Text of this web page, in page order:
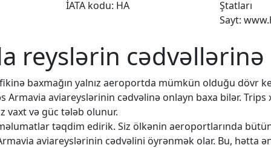
İATA kodu: HA
Ştatları
Sayt:
reyslərin cədvəllərinə
baxmağın yalnız aeroportda mümkün olduğu dövr
Armavia aviareyslərinin cədvəlinə onlayn baxa bilər.
vaxt və güc tələb olunur.
təqdim edirik. Siz ölkənin aeroportlarında
aviareyslərinin cədvəlini öyrənmək olar. Bu, hətta